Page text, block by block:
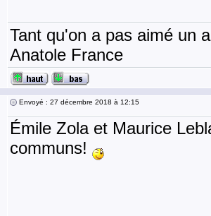
Tant qu'on a pas aimé un
Anatole France
Envoyé : 27 décembre 2018 à 12:15
Émile Zola et Maurice
communs!